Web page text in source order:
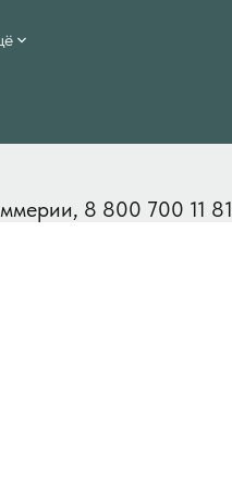
8 800 700 11 81